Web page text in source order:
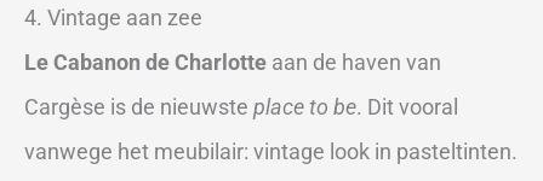
4. Vintage aan zee
Le Cabanon de Charlotte aan de haven van
Cargèse is de nieuwste place to be. Dit vooral
vanwege het meubilair: vintage look in pasteltinten.